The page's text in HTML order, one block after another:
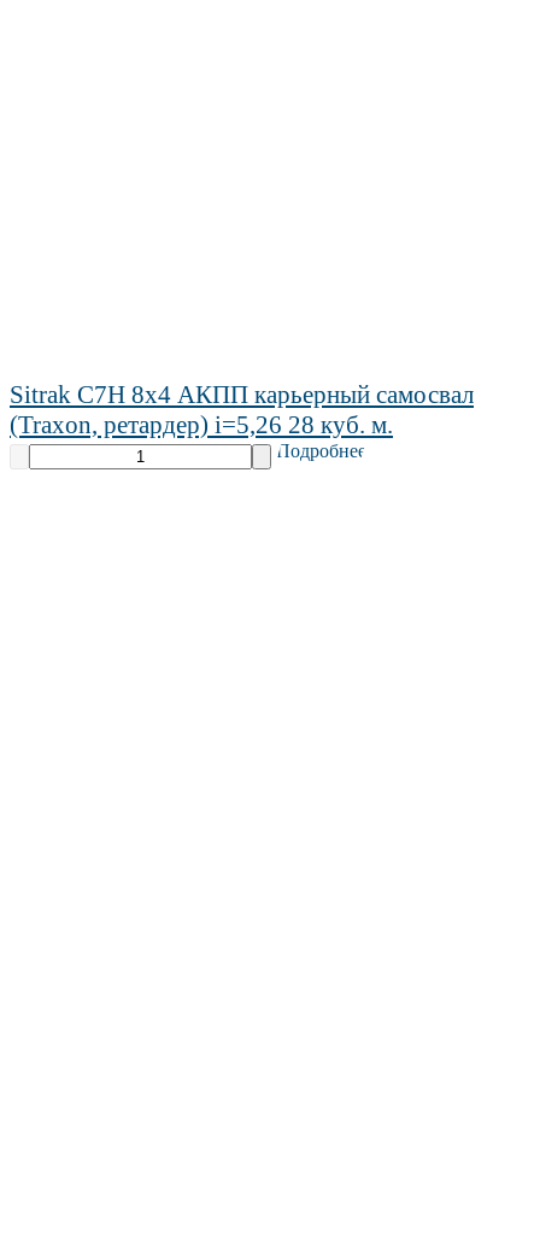
Sitrak C7H 8х4 АКПП карьерный самосвал
(Traxon, ретардер) i=5,26 28 куб. м.
Подробнее